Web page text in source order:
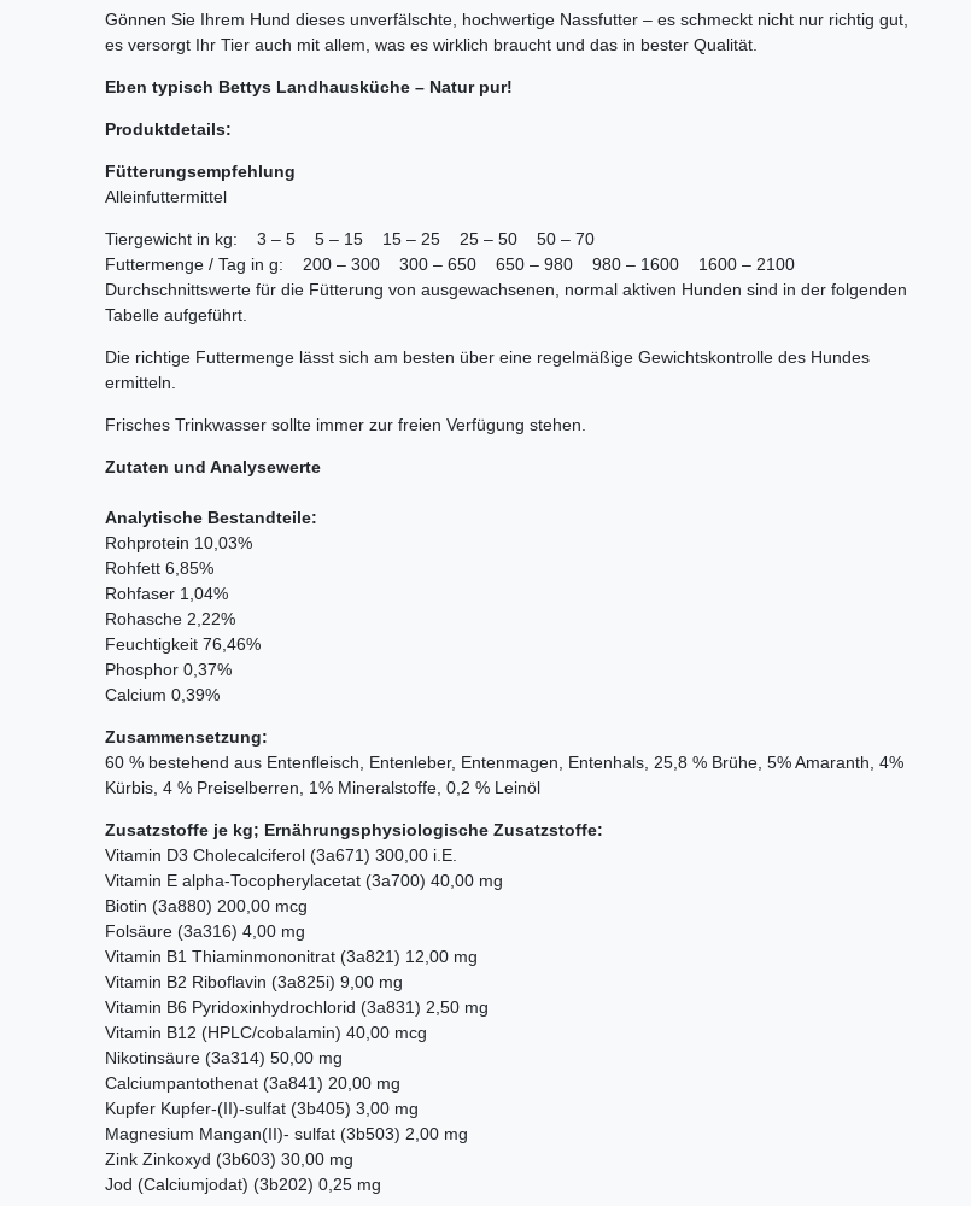
Gönnen Sie Ihrem Hund dieses unverfälschte, hochwertige Nassfutter – es schmeckt nicht nur richtig gut,
es versorgt Ihr Tier auch mit allem, was es wirklich braucht und das in bester Qualität.
Eben typisch Bettys Landhausküche – Natur pur!
Produktdetails:
Fütterungsempfehlung
Alleinfuttermittel
Tiergewicht in kg: 3 – 5 5 – 15 15 – 25 25 – 50 50 – 70
Futtermenge / Tag in g: 200 – 300 300 – 650 650 – 980 980 – 1600 1600 – 2100
Durchschnittswerte für die Fütterung von ausgewachsenen, normal aktiven Hunden sind in der folgenden
Tabelle aufgeführt.
Die richtige Futtermenge lässt sich am besten über eine regelmäßige Gewichtskontrolle des Hundes
ermitteln.
Frisches Trinkwasser sollte immer zur freien Verfügung stehen.
Zutaten und Analysewerte
Analytische Bestandteile:
Rohprotein 10,03%
Rohfett 6,85%
Rohfaser 1,04%
Rohasche 2,22%
Feuchtigkeit 76,46%
Phosphor 0,37%
Calcium 0,39%
Zusammensetzung:
60 % bestehend aus Entenfleisch, Entenleber, Entenmagen, Entenhals, 25,8 % Brühe, 5% Amaranth, 4%
Kürbis, 4 % Preiselberren, 1% Mineralstoffe, 0,2 % Leinöl
Zusatzstoffe je kg; Ernährungsphysiologische Zusatzstoffe:
Vitamin D3 Cholecalciferol (3a671) 300,00 i.E.
Vitamin E alpha-Tocopherylacetat (3a700) 40,00 mg
Biotin (3a880) 200,00 mcg
Folsäure (3a316) 4,00 mg
Vitamin B1 Thiaminmononitrat (3a821) 12,00 mg
Vitamin B2 Riboflavin (3a825i) 9,00 mg
Vitamin B6 Pyridoxinhydrochlorid (3a831) 2,50 mg
Vitamin B12 (HPLC/cobalamin) 40,00 mcg
Nikotinsäure (3a314) 50,00 mg
Calciumpantothenat (3a841) 20,00 mg
Kupfer Kupfer-(II)-sulfat (3b405) 3,00 mg
Magnesium Mangan(II)- sulfat (3b503) 2,00 mg
Zink Zinkoxyd (3b603) 30,00 mg
Jod (Calciumjodat) (3b202) 0,25 mg